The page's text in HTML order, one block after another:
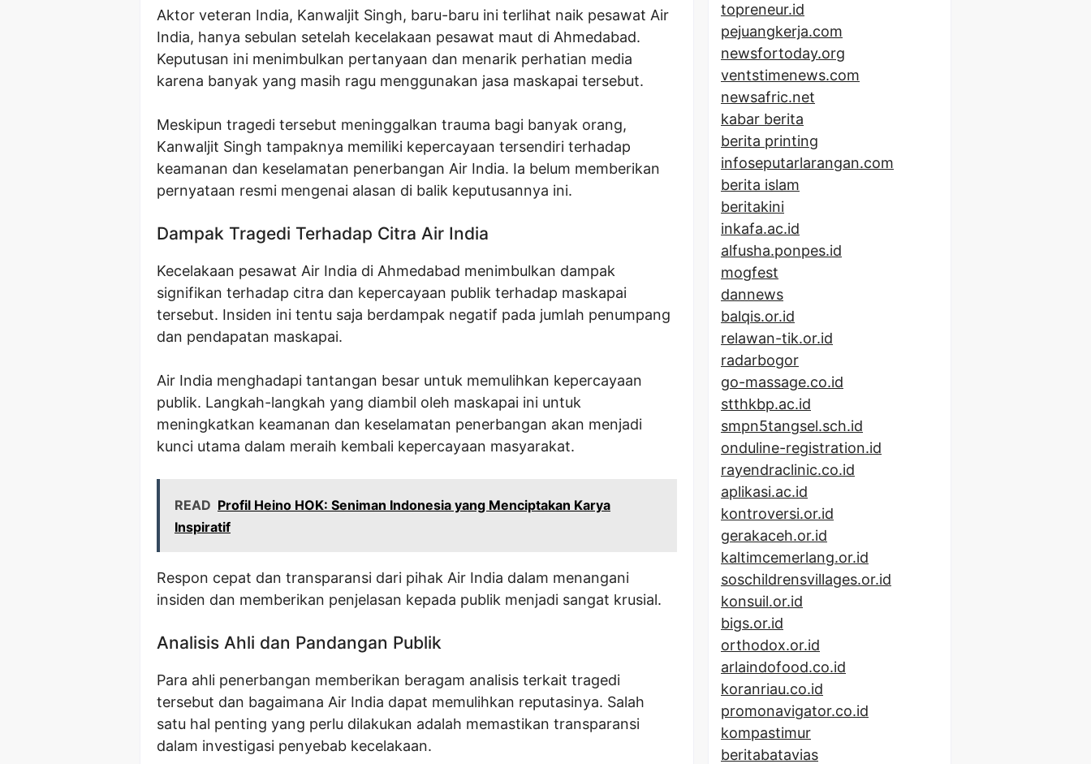
Aktor veteran India, Kanwaljit Singh, baru-baru ini terlihat naik pesawat Air
India, hanya sebulan setelah kecelakaan pesawat maut di Ahmedabad.
Keputusan ini menimbulkan pertanyaan dan menarik perhatian media
karena banyak yang masih ragu menggunakan jasa maskapai tersebut.
Meskipun tragedi tersebut meninggalkan trauma bagi banyak orang,
Kanwaljit Singh tampaknya memiliki kepercayaan tersendiri terhadap
keamanan dan keselamatan penerbangan Air India. Ia belum memberikan
pernyataan resmi mengenai alasan di balik keputusannya ini.
Dampak Tragedi Terhadap Citra Air India
Kecelakaan pesawat Air India di Ahmedabad menimbulkan dampak
signifikan terhadap citra dan kepercayaan publik terhadap maskapai
tersebut. Insiden ini tentu saja berdampak negatif pada jumlah penumpang
dan pendapatan maskapai.
Air India menghadapi tantangan besar untuk memulihkan kepercayaan
publik. Langkah-langkah yang diambil oleh maskapai ini untuk
meningkatkan keamanan dan keselamatan penerbangan akan menjadi
kunci utama dalam meraih kembali kepercayaan masyarakat.
READ Profil Heino HOK: Seniman Indonesia yang Menciptakan Karya
Inspiratif
Respon cepat dan transparansi dari pihak Air India dalam menangani
insiden dan memberikan penjelasan kepada publik menjadi sangat krusial.
Analisis Ahli dan Pandangan Publik
Para ahli penerbangan memberikan beragam analisis terkait tragedi
tersebut dan bagaimana Air India dapat memulihkan reputasinya. Salah
satu hal penting yang perlu dilakukan adalah memastikan transparansi
dalam investigasi penyebab kecelakaan.
topreneur.id
pejuangkerja.com
newsfortoday.org
ventstimenews.com
newsafric.net
kabar berita
berita printing
infoseputarlarangan.com
berita islam
beritakini
inkafa.ac.id
alfusha.ponpes.id
mogfest
dannews
balqis.or.id
relawan-tik.or.id
radarbogor
go-massage.co.id
stthkbp.ac.id
smpn5tangsel.sch.id
onduline-registration.id
rayendraclinic.co.id
aplikasi.ac.id
kontroversi.or.id
gerakaceh.or.id
kaltimcemerlang.or.id
soschildrensvillages.or.id
konsuil.or.id
bigs.or.id
orthodox.or.id
arlaindofood.co.id
koranriau.co.id
promonavigator.co.id
kompastimur
beritabatavias